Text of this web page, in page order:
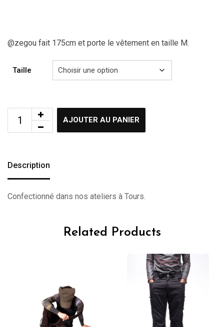
@zegou fait 175cm et porte le vêtement en taille M.
Taille
AJOUTER AU PANIER
Description
Confectionné dans nos ateliers à Tours.
Related Products